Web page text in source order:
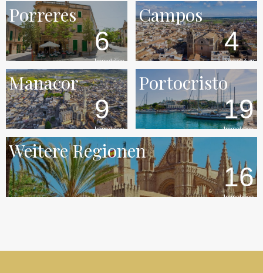
Porreres
6
Immobilien
Campos
4
Immobilien
Manacor
9
Immobilien
Portocristo
19
Immobilien
Weitere Regionen
16
Immobilien